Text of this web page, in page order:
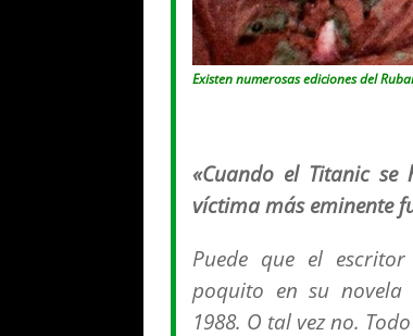
Existen numerosas ediciones del
«Cuando el Titanic
víctima más eminente
Puede que el
poquito en su novela
1988. O tal vez no.